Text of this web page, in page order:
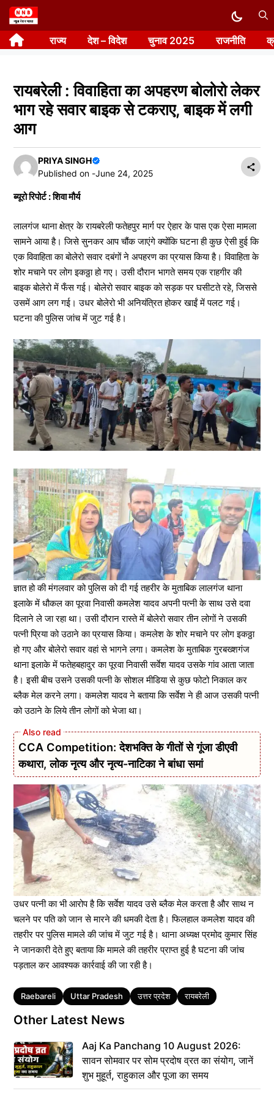
Skip
to
content राज्य देश – विदेश चुनाव 2025 राजनीति
रायबरेली : विवाहिता का अपहरण बोलोरो लेकर
भाग रहे सवार बाइक से टकराए, बाइक में लगी
आग
PRIYA SINGH
Published on -June 24, 2025
ब्यूरो रिपोर्ट : शिवा मौर्य
लालगंज थाना क्षेत्र के रायबरेली फतेहपुर मार्ग पर ऐहार के पास एक ऐसा मामला
सामने आया है। जिसे सुनकर आप चौंक जाएंगे क्योंकि घटना ही कुछ ऐसी हुई कि
एक विवाहिता का बोलेरो सवार दबंगों ने अपहरण का प्रयास किया है। विवाहिता के
शोर मचाने पर लोग इकठ्ठा हो गए। उसी दौरान भागते समय एक राहगीर की
बाइक बोलेरो में फँस गई। बोलेरो सवार बाइक को सड़क पर घसीटते रहे, जिससे
उसमें आग लग गई। उधर बोलेरो भी अनियंत्रित होकर खाईं में पलट गई।
घटना की पुलिस जांच में जुट गई है।
ज्ञात हो की मंगलवार को पुलिस को दी गई तहरीर के मुताबिक लालगंज थाना
इलाके में धौकल का पूरवा निवासी कमलेश यादव अपनी पत्नी के साथ उसे दवा
दिलाने ले जा रहा था। उसी दौरान रास्ते में बोलेरो सवार तीन लोगों ने उसकी
पत्नी प्रिया को उठाने का प्रयास किया। कमलेश के शोर मचाने पर लोग इकठ्ठा
हो गए और बोलेरो सवार वहां से भागने लगा। कमलेश के मुताबिक गुरबख्शगंज
थाना इलाके में फतेहबहादुर का पूरवा निवासी सर्वेश यादव उसके गांव आता जाता
है। इसी बीच उसने उसकी पत्नी के सोशल मीडिया से कुछ फोटो निकाल कर
ब्लैक मेल करने लगा। कमलेश यादव ने बताया कि सर्वेश ने ही आज उसकी पत्नी
को उठाने के लिये तीन लोगों को भेजा था।
CCA Competition: देशभक्ति के गीतों से गूंजा डीएवी
कथारा, लोक नृत्य और नृत्य-नाटिका ने बांधा समां
उधर पत्नी का भी आरोप है कि सर्वेश यादव उसे ब्लैक मेल करता है और साथ न
चलने पर पति को जान से मारने की धमकी देता है। फिलहाल कमलेश यादव की
तहरीर पर पुलिस मामले की जांच में जुट गई है। थाना अध्यक्ष प्रमोद कुमार सिंह
ने जानकारी देते हुए बताया कि मामले की तहरीर प्राप्त हुई है घटना की जांच
पड़ताल कर आवश्यक कार्रवाई की जा रही है।
Tags
Raebareli Uttar Pradesh उत्तर प्रदेश रायबरेली
Other Latest News
Aaj Ka Panchang 10 August 2026:
सावन सोमवार पर सोम प्रदोष व्रत का संयोग, जानें
शुभ मुहूर्त, राहुकाल और पूजा का समय